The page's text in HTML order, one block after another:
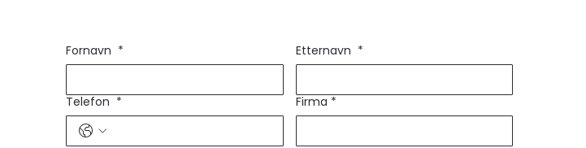
Fornavn * Etternavn *
Telefon * Firma *